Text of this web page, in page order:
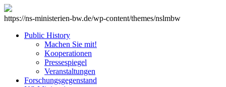
https://ns-ministerien-bw.de/wp-content/themes/nslmbw
Public History
Machen Sie mit!
Kooperationen
Pressespiegel
Veranstaltungen
Forschungsgegenstand